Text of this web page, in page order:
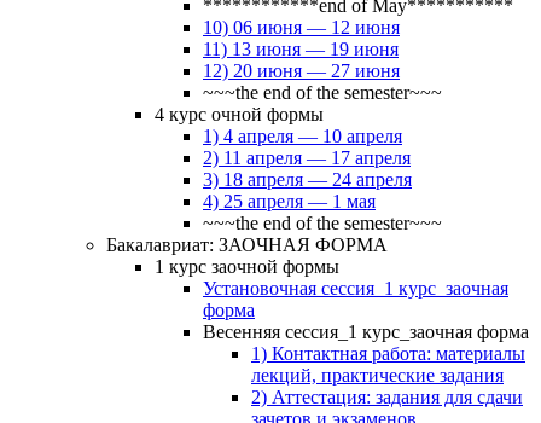
************end of May***********
10) 06 июня — 12 июня
11) 13 июня — 19 июня
12) 20 июня — 27 июня
~~~the end of the semester~~~
4 курс очной формы
1) 4 апреля — 10 апреля
2) 11 апреля — 17 апреля
3) 18 апреля — 24 апреля
4) 25 апреля — 1 мая
~~~the end of the semester~~~
Бакалавриат: ЗАОЧНАЯ ФОРМА
1 курс заочной формы
Установочная сессия_1 курс_заочная
форма
Весенняя сессия_1 курс_заочная форма
1) Контактная работа: материалы
лекций, практические задания
2) Аттестация: задания для сдачи
зачетов и экзаменов